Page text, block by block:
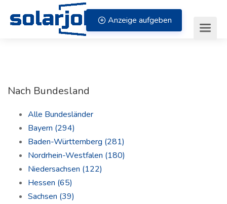
Zum Inhalt springen
Anzeige aufgeben
Nach Bundesland
Alle Bundesländer
Bayern (294)
Baden-Württemberg (281)
Nordrhein-Westfalen (180)
Niedersachsen (122)
Hessen (65)
Sachsen (39)